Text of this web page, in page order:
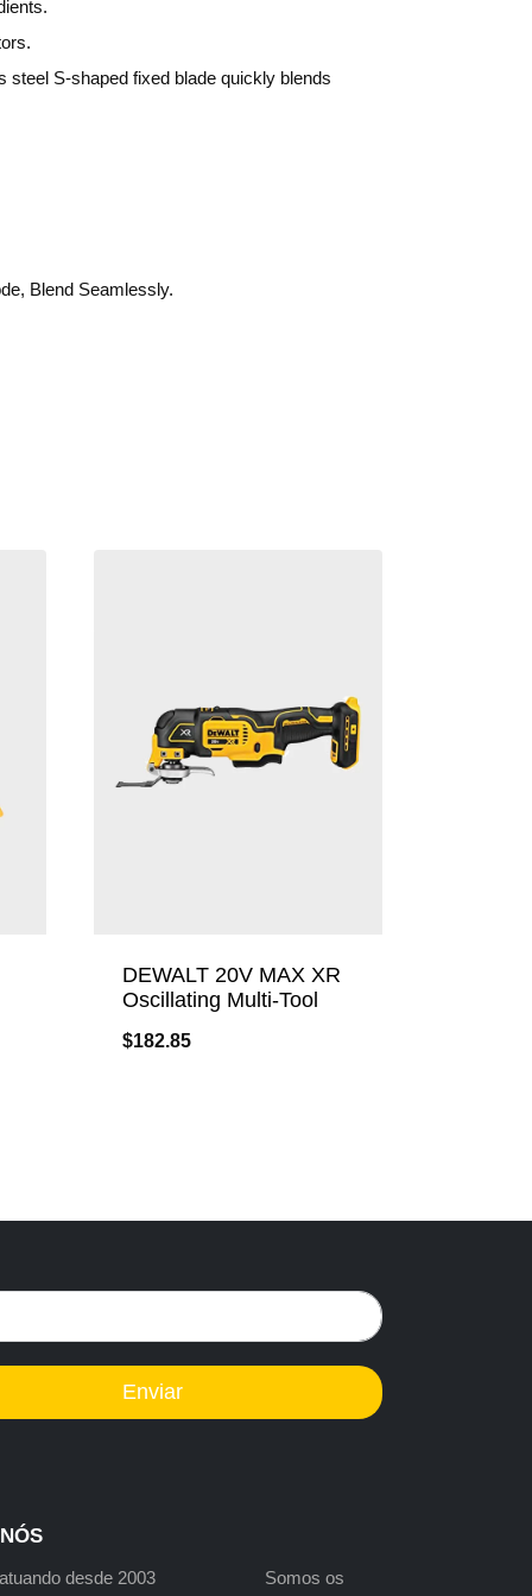
steel S-shaped fixed blade quickly blends
Blend Seamlessly.
DEWALT 20V MAX XR
Oscillating Multi-Tool
$182.85
Enviar
atuando desde 2003 Somos os